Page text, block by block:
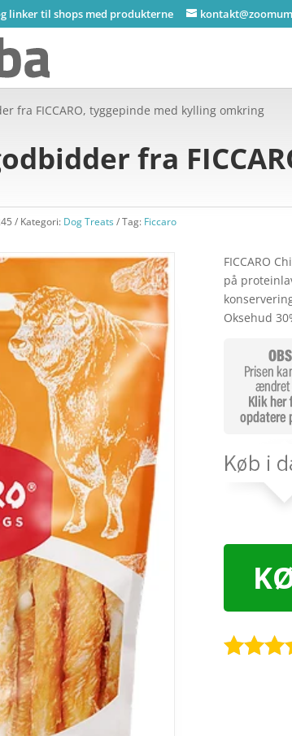
linker til shops med produkterne
fra FICCARO, tyggepinde med kylling omkring
fra
Kategori: Dog Treats Tag: Ficcaro
FICCARO
på
Oksehud